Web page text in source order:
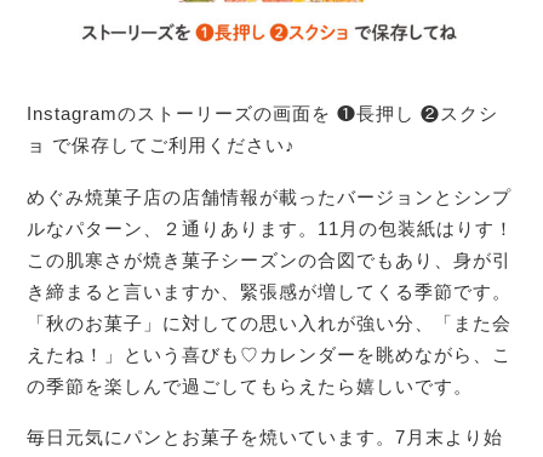
Instagramのストーリーズの画面を ❶長押し ❷スクシ
ョ で保存してご利用ください♪
めぐみ焼菓子店の店舗情報が載ったバージョンとシンプ
ルなパターン、２通りあります。11月の包装紙はりす！
この肌寒さが焼き菓子シーズンの合図でもあり、身が引
き締まると言いますか、緊張感が増してくる季節です。
「秋のお菓子」に対しての思い入れが強い分、「また会
えたね！」という喜びも♡カレンダーを眺めながら、こ
の季節を楽しんで過ごしてもらえたら嬉しいです。
毎日元気にパンとお菓子を焼いています。7月末より始